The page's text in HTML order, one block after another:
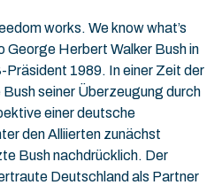
works. We know what’s
George Herbert Walker Bush in
1989. In einer Zeit der
seiner Überzeugung durch
einer deutsche
den Alliierten zunächst
Bush nachdrücklich. Der
Deutschland als Partner